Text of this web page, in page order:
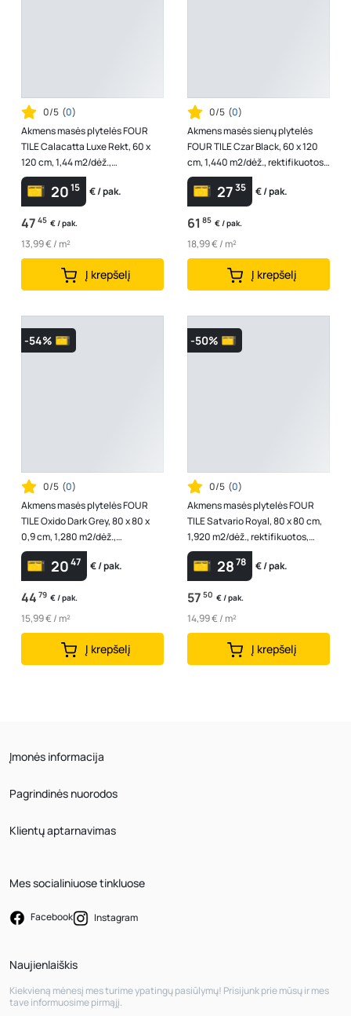
0/5 (0)
Akmens masės plytelės FOUR
TILE Calacatta Luxe Rekt, 60 x
120 cm, 1,44 m2/dėž.,
glazūruotos, rektifikuotos
2015 € / pak.
47 45 € / pak.
13,99 € / m²
Į krepšelį
0/5 (0)
Akmens masės sienų plytelės
FOUR TILE Czar Black, 60 x 120
cm, 1,440 m2/dėž., rektifikuotos,
poliruotos, paviršius ypač ...
2735 € / pak.
61 85 € / pak.
18,99 € / m²
Į krepšelį
-54%
0/5 (0)
Akmens masės plytelės FOUR
TILE Oxido Dark Grey, 80 x 80 x
0,9 cm, 1,280 m2/dėž.,
rektifikuotos, glazūruotos,
matinės, s...
2047 € / pak.
44 79 € / pak.
15,99 € / m²
Į krepšelį
-50%
0/5 (0)
Akmens masės plytelės FOUR
TILE Satvario Royal, 80 x 80 cm,
1,920 m2/dėž., rektifikuotos,
poliruotos, glazūruotos, balta...
2878 € / pak.
57 50 € / pak.
14,99 € / m²
Į krepšelį
Įmonės informacija
Pagrindinės nuorodos
Klientų aptarnavimas
Mes socialiniuose tinkluose
Facebook Instagram
Naujienlaiškis
Kiekvieną mėnesį mes turime ypatingų pasiūlymų! Prisijunk prie mūsų ir mes
tave informuosime pirmąjį.